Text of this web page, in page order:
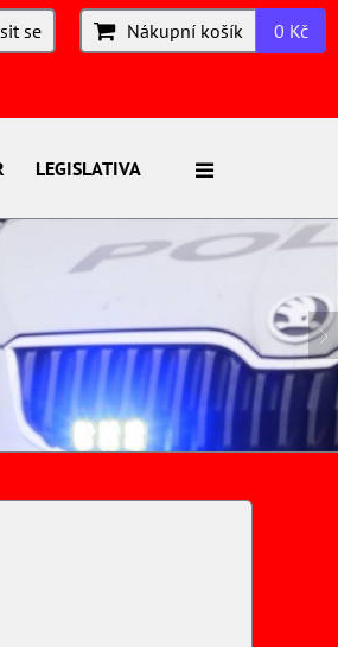
se Nákupní košík 0 Kč
LEGISLATIVA